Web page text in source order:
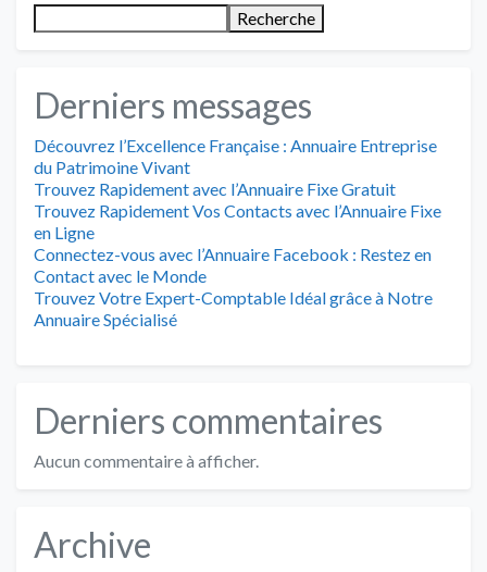
Recherche
Derniers messages
Découvrez l’Excellence Française : Annuaire Entreprise
du Patrimoine Vivant
Trouvez Rapidement avec l’Annuaire Fixe Gratuit
Trouvez Rapidement Vos Contacts avec l’Annuaire Fixe
en Ligne
Connectez-vous avec l’Annuaire Facebook : Restez en
Contact avec le Monde
Trouvez Votre Expert-Comptable Idéal grâce à Notre
Annuaire Spécialisé
Derniers commentaires
Aucun commentaire à afficher.
Archive